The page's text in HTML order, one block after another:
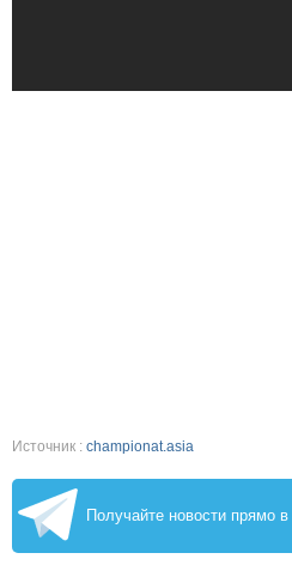
Источник : championat.asia
Получайте новости прямо в